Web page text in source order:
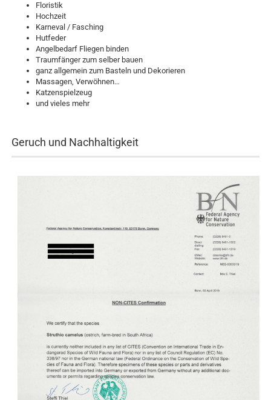
Floristik
Hochzeit
Karneval / Fasching
Hutfeder
Angelbedarf Fliegen binden
Traumfänger zum selber bauen
ganz allgemein zum Basteln und Dekorieren
Massagen, Verwöhnen…
Katzenspielzeug
und vieles mehr
Geruch und Nachhaltigkeit